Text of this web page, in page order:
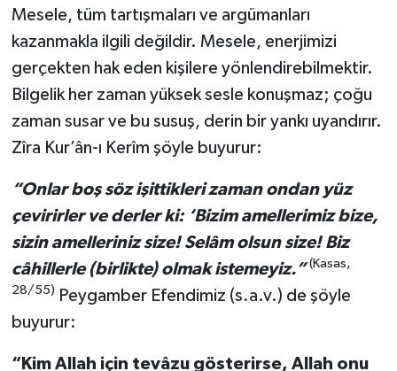
Mesele, tüm tartışmaları ve argümanları
kazanmakla ilgili değildir. Mesele, enerjimizi
gerçekten hak eden kişilere yönlendirebilmektir.
Bilgelik her zaman yüksek sesle konuşmaz; çoğu
zaman susar ve bu susuş, derin bir yankı uyandırır.
Zîra Kur’ân-ı Kerîm şöyle buyurur:
“Onlar boş söz işittikleri zaman ondan yüz
çevirirler ve derler ki: ‘Bizim amellerimiz bize,
sizin amelleriniz size! Selâm olsun size! Biz
câhillerle (birlikte) olmak istemeyiz.” (Kasas,
28/55)Peygamber Efendimiz (s.a.v.) de şöyle
buyurur:
“Kim Allah için tevâzu gösterirse, Allah onu